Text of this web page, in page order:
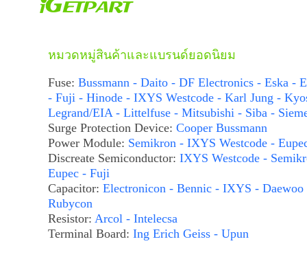
หมวดหมู่สินค้าและแบรนด์ยอดนิยม
Fuse: Bussmann - Daito - DF Electronics - Eska -
- Fuji - Hinode - IXYS Westcode - Karl Jung -
Legrand/EIA - Littelfuse - Mitsubishi - Siba -
Surge Protection Device: Cooper Bussmann
Power Module: Semikron - IXYS Westcode -
Discreate Semiconductor: IXYS Westcode -
Eupec - Fuji
Capacitor: Electronicon - Bennic - IXYS - Daewoo
Rubycon
Resistor: Arcol - Intelecsa
Terminal Board: Ing Erich Geiss - Upun